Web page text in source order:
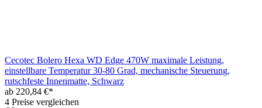
Cecotec Bolero Hexa WD Edge 470W maximale Leistung,
einstellbare Temperatur 30-80 Grad, mechanische Steuerung,
rutschfeste Innenmatte, Schwarz
ab 220,84 €*
4 Preise vergleichen